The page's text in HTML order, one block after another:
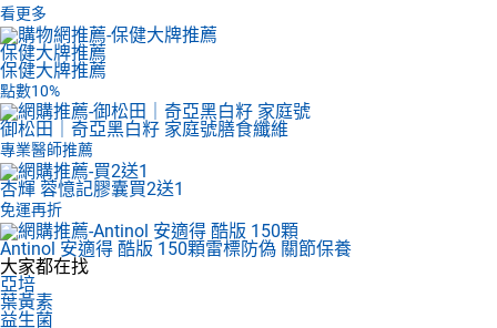
看更多
保健大牌推薦
保健大牌推薦
點數10%
御松田｜奇亞黑白籽 家庭號膳食纖維
專業醫師推薦
杏輝 蓉憶記膠囊買2送1
免運再折
Antinol 安適得 酷版 150顆雷標防偽 關節保養
大家都在找
亞培
葉黃素
益生菌